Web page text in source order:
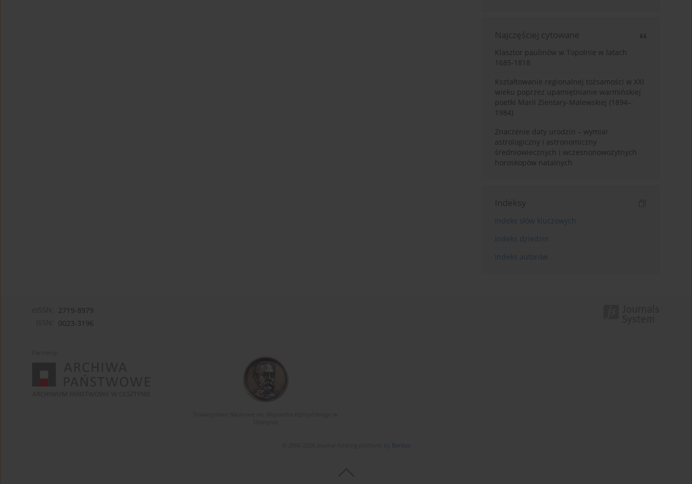
Najczęściej cytowane
Klasztor paulinów w Topolnie w latach
1685-1818
Kształtowanie regionalnej tożsamości w XXI
wieku poprzez upamiętnianie warmińskiej
poetki Marii Zientary-Malewskiej (1894–
1984)
Znaczenie daty urodzin – wymiar
astrologiczny i astronomiczny
średniowiecznych i wczesnonowożytnych
horoskopów natalnych
Indeksy
Indeks słów kluczowych
Indeks dziedzin
Indeks autorów
2719-8979
0023-3196
Bentus